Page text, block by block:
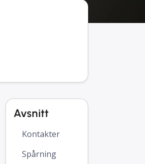
Avsnitt
Kontakter
Spårning